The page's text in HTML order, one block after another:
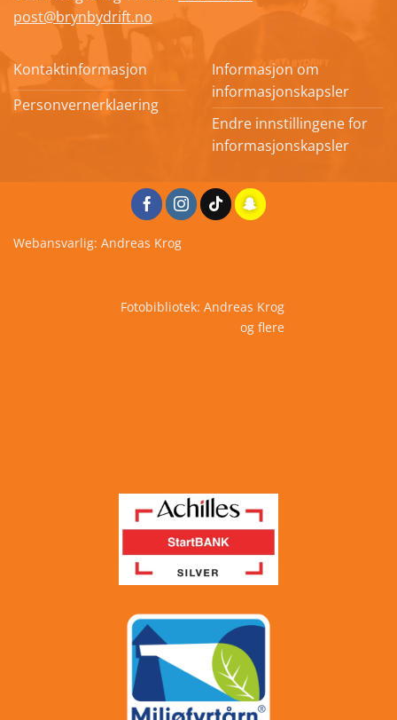
post@brynbydrift.no
Kontaktinformasjon
Personvernerklaering
Informasjon om
informasjonskapsler
Endre innstillingene for
informasjonskapsler
Webansvarlig: Andreas Krog
Fotobibliotek: Andreas Krog
og flere